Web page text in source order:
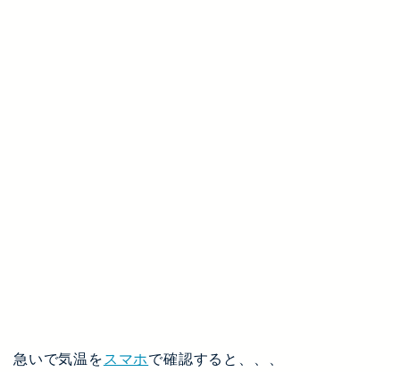
急いで気温を スマホで確認すると、、、